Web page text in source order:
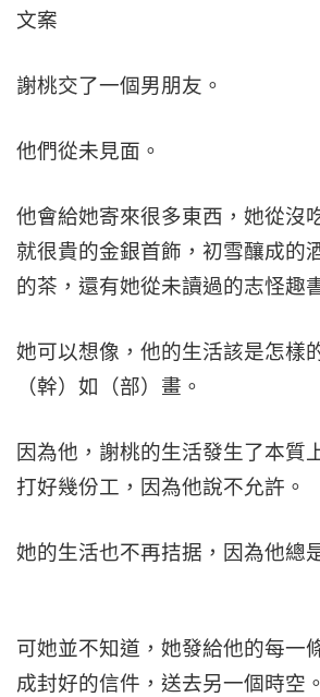
文案
謝桃交了一個男朋友。
他們從未見面。
他會給她寄來很多東西，她從沒
就很貴的金銀首飾，初雪釀成的
的茶，還有她從未讀過的志怪趣
她可以想像，他的生活該是怎樣
（幹）如（部）畫。
因為他，謝桃的生活發生了本質
打好幾份工，因為他說不允許。
她的生活也不再拮据，因為他總
可她並不知道，她發給他的每一
成封好的信件，送去另一個時空。